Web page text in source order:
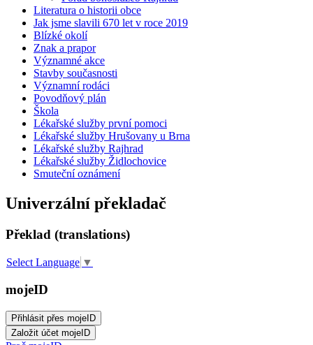
Literatura o historii obce
Jak jsme slavili 670 let v roce 2019
Blízké okolí
Znak a prapor
Významné akce
Stavby současnosti
Významní rodáci
Povodňový plán
Škola
Lékařské služby první pomoci
Lékařské služby Hrušovany u Brna
Lékařské služby Rajhrad
Lékařské služby Židlochovice
Smuteční oznámení
Univerzální překladač
Překlad (translations)
Select Language ▼
mojeID